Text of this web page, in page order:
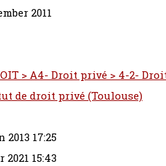
2011
> A4- Droit privé > 4-2-
de droit privé (Toulouse)
2013 17:25
2021 15:43